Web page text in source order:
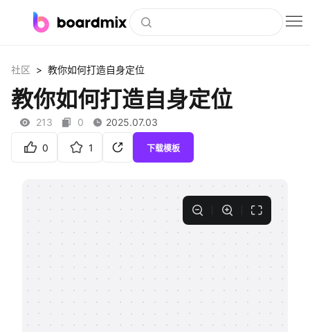
社区资源
下载
私有化部署
客户案例
帮助中心
社区 > 教你如何打造自身定位
教你如何打造自身定位
213 0 2025.07.03
0 1 下载模板